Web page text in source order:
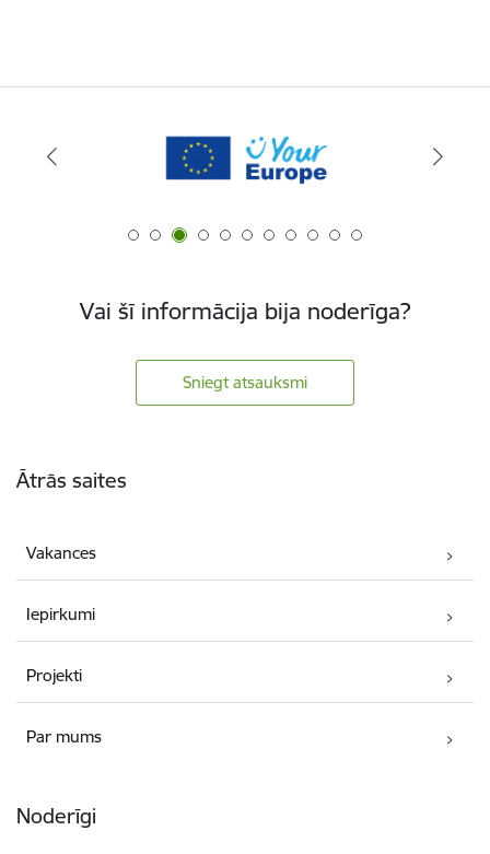
Vai šī informācija bija noderīga?
Sniegt atsauksmi
Ātrās saites
Vakances
Iepirkumi
Projekti
Par mums
Noderīgi